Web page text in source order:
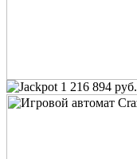
1 216 894 руб.